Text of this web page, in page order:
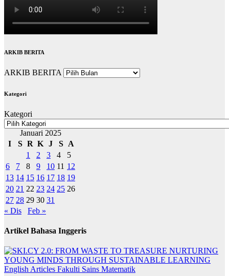
ARKIB BERITA
ARKIB BERITA
Kategori
Kategori
Januari 2025
I
S R K J S
A
1
2 3 4
5
6
7 8 9 10 11 12
13 14 15 16 17 18 19
20 21 22 23 24 25 26
27 28 29 30 31
« Dis
Feb »
Artikel Bahasa Inggeris
English Articles Fakulti Sains Matematik